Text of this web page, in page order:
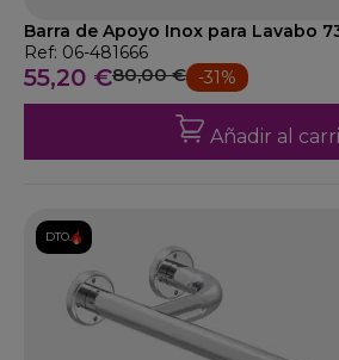
Barra de Apoyo Inox para Lavabo
Ref: 06-481666
55,20 €80,00 € -31%
Añadir al
DTO.